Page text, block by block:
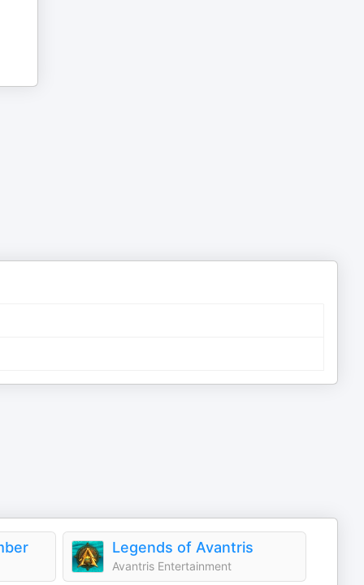
Legends of Avantris
Avantris Entertainment